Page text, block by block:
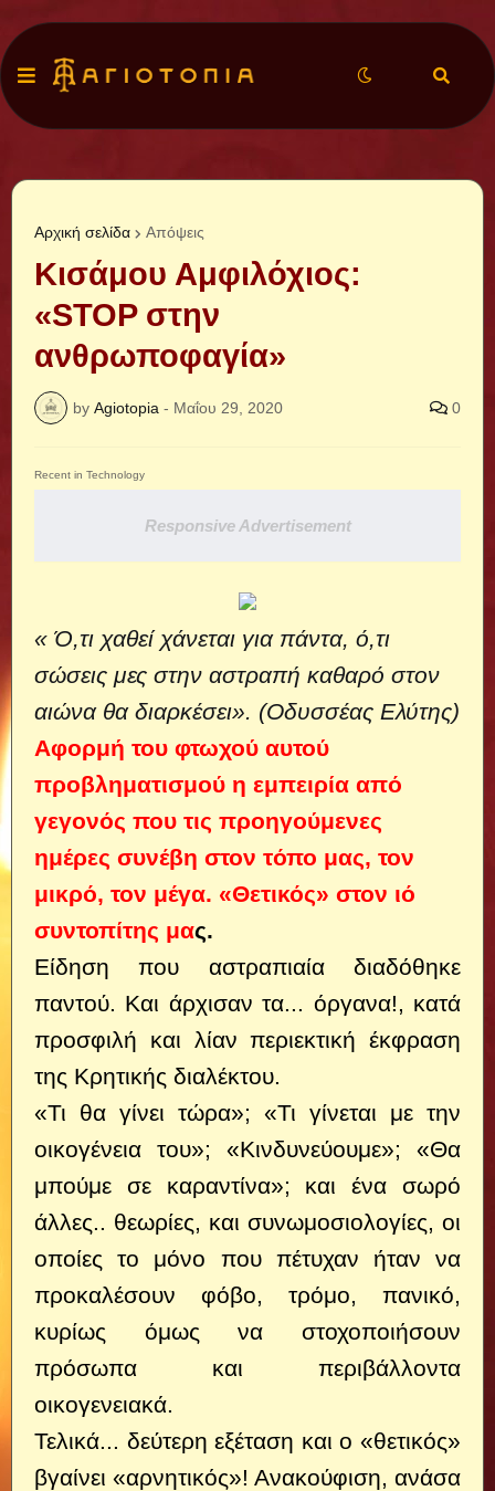
Αρχική σελίδα Απόψεις
Κισάμου Αμφιλόχιος:
«STOP στην
ανθρωποφαγία»
by Agiotopia - Μαΐου 29, 2020 0
Recent in Technology
Responsive Advertisement
« Ό,τι χαθεί χάνεται για πάντα, ό,τι
σώσεις μες στην αστραπή καθαρό στον
αιώνα θα διαρκέσει». (Οδυσσέας Ελύτης)
Αφορμή του φτωχού αυτού
προβληματισμού η εμπειρία από
γεγονός που τις προηγούμενες
ημέρες συνέβη στον τόπο μας, τον
μικρό, τον μέγα. «Θετικός» στον ιό
συντοπίτης μας.
Είδηση που αστραπιαία διαδόθηκε
παντού. Και άρχισαν τα... όργανα!, κατά
προσφιλή και λίαν περιεκτική έκφραση
της Κρητικής διαλέκτου.
«Τι θα γίνει τώρα»; «Τι γίνεται με την
οικογένεια του»; «Κινδυνεύουμε»; «Θα
μπούμε σε καραντίνα»; και ένα σωρό
άλλες.. θεωρίες, και συνωμοσιολογίες, οι
οποίες το μόνο που πέτυχαν ήταν να
προκαλέσουν φόβο, τρόμο, πανικό,
κυρίως όμως να στοχοποιήσουν
πρόσωπα και περιβάλλοντα
οικογενειακά.
Τελικά... δεύτερη εξέταση και ο «θετικός»
βγαίνει «αρνητικός»! Ανακούφιση, ανάσα